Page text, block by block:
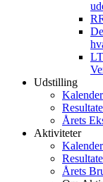
Udstilling
Kalender
Årets
Aktiviteter
Kalender
Årets